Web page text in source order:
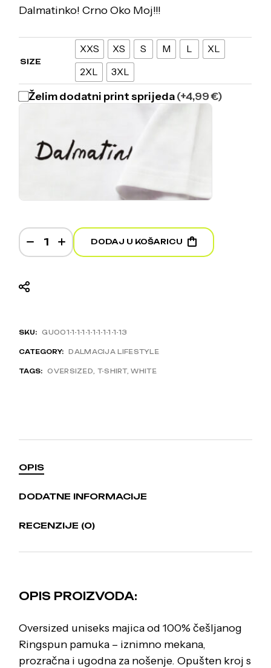
Dalmatinko! Crno Oko Moj!!!
SIZE
XXS XS S M L
XL
2XL
3XL
Želim dodatni print sprijeda(+4,99 €)
Dalmatinko - Heavyweight Oversized T-Shirt
DODAJ U KOŠARICU
SKU: GU001-1-1-1-1-1-1-1-1-1-13
CATEGORY: DALMACIJA LIFESTYLE
TAGS: OVERSIZED T-SHIRT,WHITE
OPIS
DODATNE INFORMACIJE
RECENZIJE (0)
OPIS PROIZVODA:
Oversized uniseks majica od 100% češljanog
Ringspun pamuka – iznimno mekana,
prozračna i ugodna za nošenje. Opušten kroj s